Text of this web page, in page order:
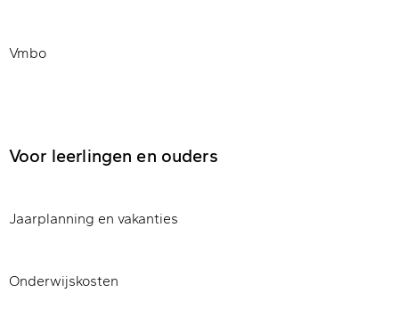
Vmbo
Voor leerlingen en ouders
Jaarplanning en vakanties
Onderwijskosten